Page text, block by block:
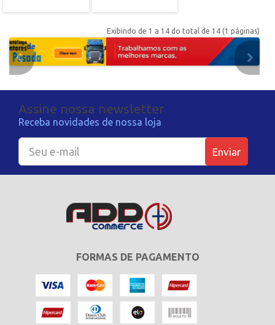
Exibindo de 1 a 14 do total de 14 (1 páginas)
Assine nossa newsletter
Receba novidades de nossa loja
Enviar
FORMAS DE PAGAMENTO